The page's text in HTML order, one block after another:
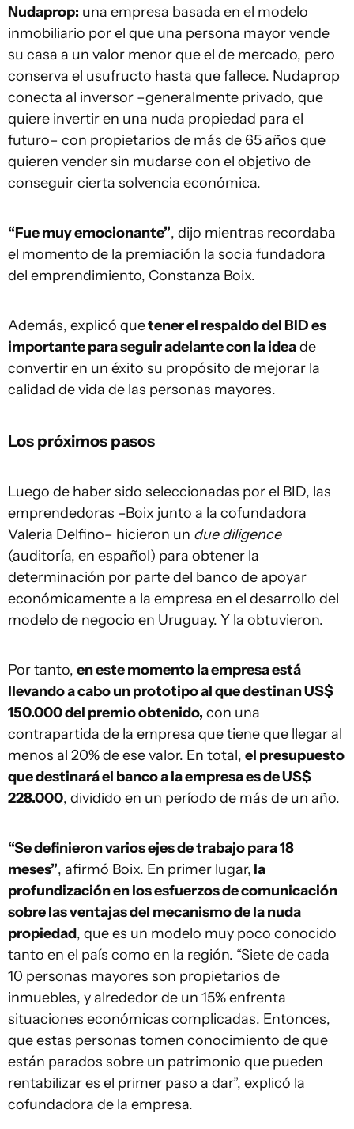
Nudaprop: una empresa basada en el modelo
inmobiliario por el que una persona mayor vende
su casa a un valor menor que el de mercado, pero
conserva el usufructo hasta que fallece. Nudaprop
conecta al inversor –generalmente privado, que
quiere invertir en una nuda propiedad para el
futuro– con propietarios de más de 65 años que
quieren vender sin mudarse con el objetivo de
conseguir cierta solvencia económica.
“Fue muy emocionante”, dijo mientras recordaba
el momento de la premiación la socia fundadora
del emprendimiento, Constanza Boix.
Además, explicó quetener el respaldo del BID es
importante para seguir adelante con la ideade
convertir en un éxito su propósito de mejorar la
calidad de vida de las personas mayores.
Los próximos pasos
Luego de haber sido seleccionadas por el BID, las
emprendedoras –Boix junto a la cofundadora
Valeria Delfino– hicieron un due diligence
(auditoría, en español) para obtener la
determinación por parte del banco de apoyar
económicamente a la empresa en el desarrollo del
modelo de negocio en Uruguay. Y la obtuvieron.
Por tanto, en este momento la empresa está
llevando a cabo un prototipo al que destinan US$
150.000 del premio obtenido, con una
contrapartida de la empresa que tiene que llegar al
menos al 20% de ese valor. En total, el presupuesto
que destinará el banco a la empresa es de US$
228.000, dividido en un período de más de un año.
“Se definieron varios ejes de trabajo para 18
meses”, afirmó Boix. En primer lugar, la
profundización en los esfuerzos de comunicación
sobre las ventajas del mecanismo de la nuda
propiedad, que es un modelo muy poco conocido
tanto en el país como en la región. “Siete de cada
10 personas mayores son propietarios de
inmuebles, y alrededor de un 15% enfrenta
situaciones económicas complicadas. Entonces,
que estas personas tomen conocimiento de que
están parados sobre un patrimonio que pueden
rentabilizar es el primer paso a dar”, explicó la
cofundadora de la empresa.